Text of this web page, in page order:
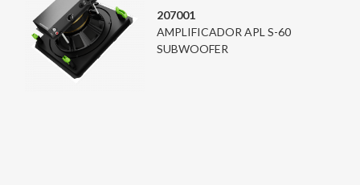
207001
AMPLIFICADOR APL S-60
SUBWOOFER